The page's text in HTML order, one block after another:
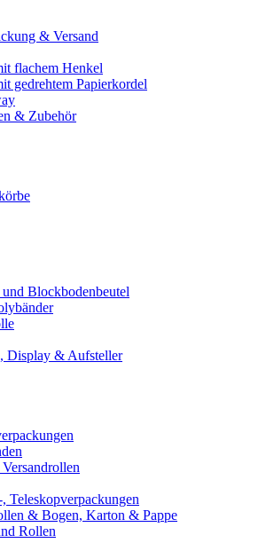
& Versand
flachem Henkel
gedrehtem Papierkordel
& Zubehör
Blockbodenbeutel
Display & Aufsteller
Teleskopverpackungen
& Bogen, Karton & Pappe
Rollen